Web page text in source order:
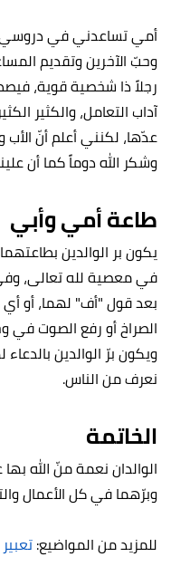
أمي تساعدني في دروسي
وحبّ الآخرين وتقديم
رجلاً ذا شخصية قوية،
آداب التعامل، والكثير
عدّها، لكنني أعلم أنّ الأب
وشكر الله دوماً كما أن
طاعة أمي وأبي
يكون بر الوالدين
في معصية لله تعالى،
بعد قول "أف" لهما، أو
الصراخ أو رفع الصوت في
ويكون برّ الوالدين
نعرف من الناس.
الخاتمة
الوالدان نعمة منّ الله بها
وبرّهما في كل الأعمال
للمزيد من المواضيع: